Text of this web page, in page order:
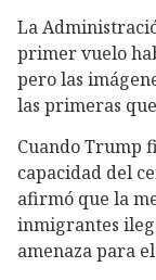
La
primer vuelo
pero las
las primeras
Cuando Trump
capacidad del
afirmó que la
inmigrantes
amenaza para